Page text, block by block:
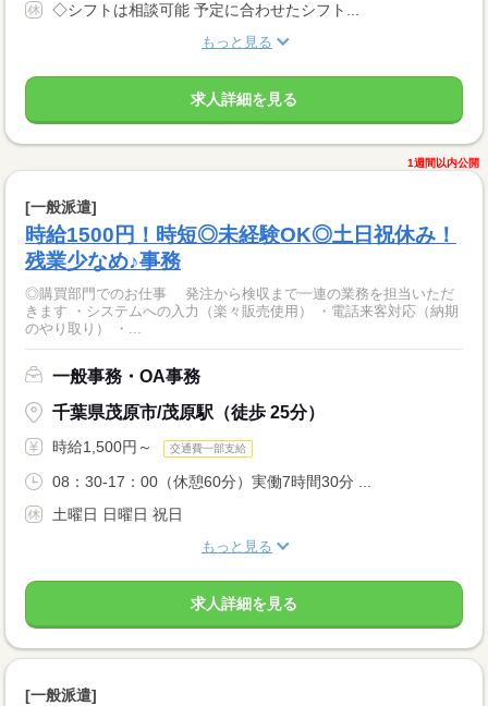
◇シフトは相談可能 予定に合わせたシフト...
もっと見る
求人詳細を見る
1週間以内公開
[一般派遣]
時給1500円！時短◎未経験OK◎土日祝休み！
残業少なめ♪事務
◎購買部門でのお仕事 発注から検収まで一連の業務を担当いただ
きます ・システムへの入力（楽々販売使用） ・電話来客対応（納期
のやり取り） ・...
一般事務・OA事務
千葉県茂原市/茂原駅（徒歩 25分）
時給1,500円～ 交通費一部支給
08：30-17：00（休憩60分）実働7時間30分 ...
土曜日 日曜日 祝日
もっと見る
求人詳細を見る
[一般派遣]